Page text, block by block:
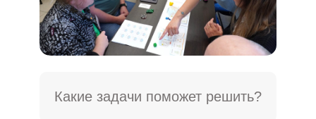
Какие задачи поможет решить?